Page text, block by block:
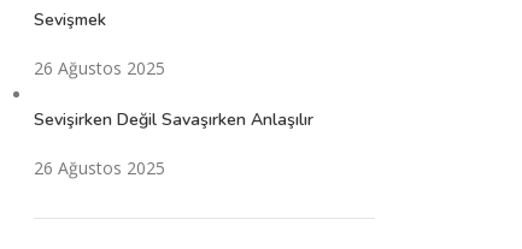
Sevişmek
26 Ağustos 2025
Sevişirken Değil Savaşırken Anlaşılır
26 Ağustos 2025